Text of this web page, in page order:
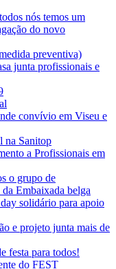
nós temos um
do novo
preventiva)
junta profissionais e
convívio em Viseu e
na Sanitop
a Profissionais em
o grupo de
Embaixada belga
solidário para apoio
e projeto junta mais de
festa para todos!
do FEST